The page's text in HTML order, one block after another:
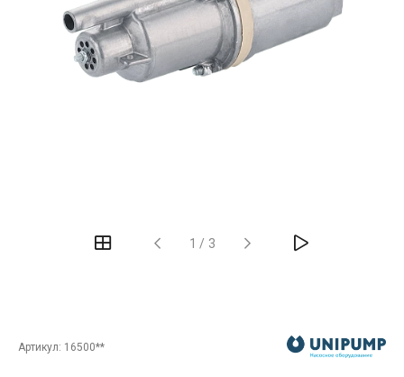
1 / 3
Артикул: 16500**